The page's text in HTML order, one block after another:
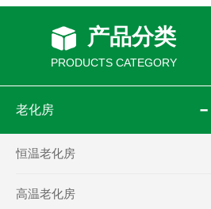
产品分类
PRODUCTS CATEGORY
老化房
恒温老化房
高温老化房